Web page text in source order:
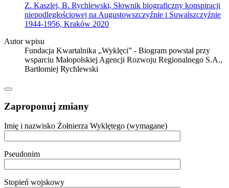
Z. Kaszlej, B. Rychlewski, Słownik biograficzny konspiracji
niepodległościowej na Augustowszczyźnie i Suwalszczyźnie
1944-1956, Kraków 2020
Autor wpisu
Fundacja Kwartalnika „Wyklęci” - Biogram powstał przy
wsparciu Małopolskiej Agencji Rozwoju Regionalnego S.A.,
Bartłomiej Rychlewski
Zaproponuj zmiany
Imię i nazwisko Żołnierza Wyklętego (wymagane)
Pseudonim
Stopień wojskowy